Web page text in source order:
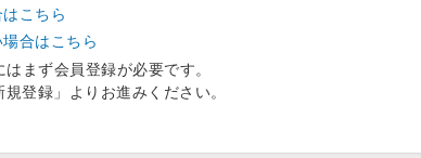
こちら
合はこちら
まず会員登録が必要です。
登録」よりお進みください。